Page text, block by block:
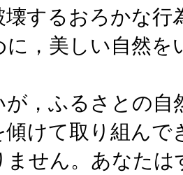
壊するおろかな行
に，美しい自然
，ふるさとの自
傾けて取り組ん
ません。あなた